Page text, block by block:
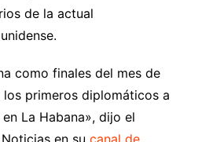
de la actual
como finales del mes de
primeros diplomáticos a
La Habana», dijo el
en su canal de